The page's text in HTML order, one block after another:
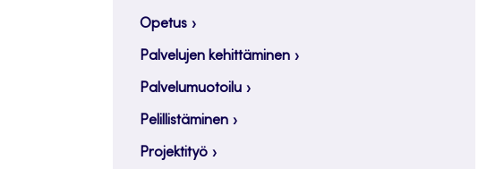
Opetus
Palvelujen kehittäminen
Palvelumuotoilu
Pelillistäminen
Projektityö